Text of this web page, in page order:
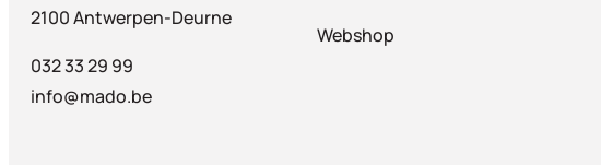
2100 Antwerpen-Deurne
032 33 29 99
info@mado.be
Webshop